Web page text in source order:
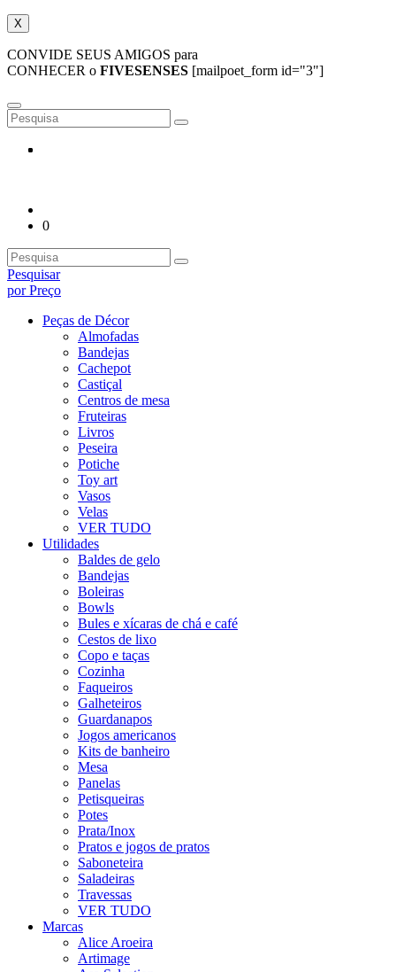
X
CONVIDE SEUS AMIGOS para
CONHECER o FIVESENSES [mailpoet_form id="3"]
0
Pesquisar
por Preço
Peças de Décor
Almofadas
Bandejas
Cachepot
Castiçal
Centros de mesa
Fruteiras
Livros
Peseira
Potiche
Toy art
Vasos
Velas
VER TUDO
Utilidades
Baldes de gelo
Bandejas
Boleiras
Bowls
Bules e xícaras de chá e café
Cestos de lixo
Copo e taças
Cozinha
Faqueiros
Galheteiros
Guardanapos
Jogos americanos
Kits de banheiro
Mesa
Panelas
Petisqueiras
Potes
Prata/Inox
Pratos e jogos de pratos
Saboneteira
Saladeiras
Travessas
VER TUDO
Marcas
Alice Aroeira
Artimage